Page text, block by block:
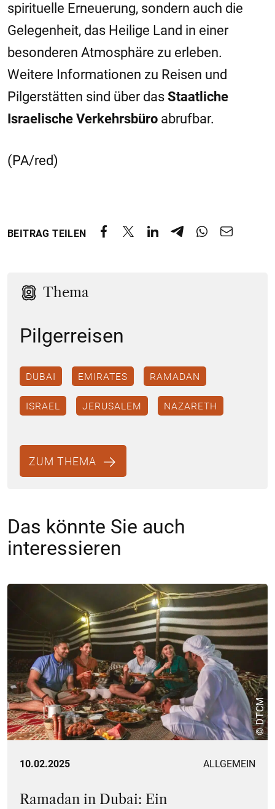
spirituelle Erneuerung, sondern auch die
Gelegenheit, das Heilige Land in einer
besonderen Atmosphäre zu erleben.
Weitere Informationen zu Reisen und
Pilgerstätten sind über das Staatliche
Israelische Verkehrsbüro abrufbar.
(PA/red)
BEITRAG TEILEN
Thema
Pilgerreisen
DUBAI EMIRATES RAMADAN
ISRAEL JERUSALEM NAZARETH
ZUM THEMA
Das könnte Sie auch
interessieren
© DTCM
10.02.2025 ALLGEMEIN
Ramadan in Dubai: Ein